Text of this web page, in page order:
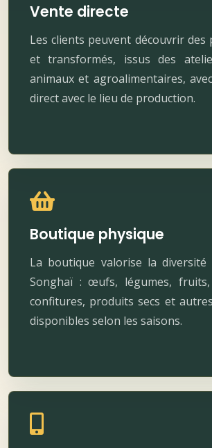
Vente directe
Les clients peuvent découvrir
et transformés, issus des
animaux et agroalimentaires,
direct avec le lieu de production.
Boutique physique
La boutique valorise la diversité
Songhaï : œufs, légumes,
confitures, produits secs et
disponibles selon les saisons.